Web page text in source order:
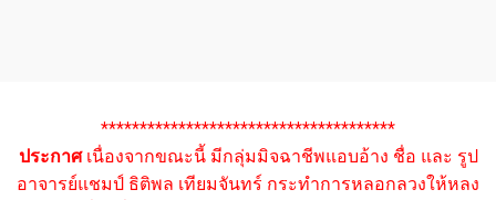
**************************************
ประกาศเนื่องจากขณะนี้ มีกลุ่มมิจฉาชีพแอบอ้าง ชื่อ และ รูป
อาจารย์แชมป์ ธิติพล เทียมจันทร์ กระทำการหลอกลวงให้หลง